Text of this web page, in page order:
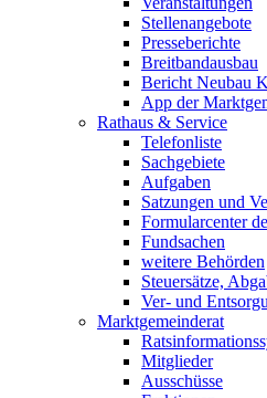
Stellenangebote
Presseberichte
Breitbandausbau
Bericht Neubau
App der
Rathaus & Service
Telefonliste
Sachgebiete
Aufgaben
Satzungen und
Formularcenter
Fundsachen
weitere Behörden
Steuersätze,
Ver- und
Marktgemeinderat
Mitglieder
Ausschüsse